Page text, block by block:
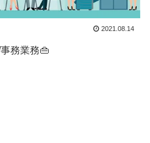
2021.08.14
務業務👜